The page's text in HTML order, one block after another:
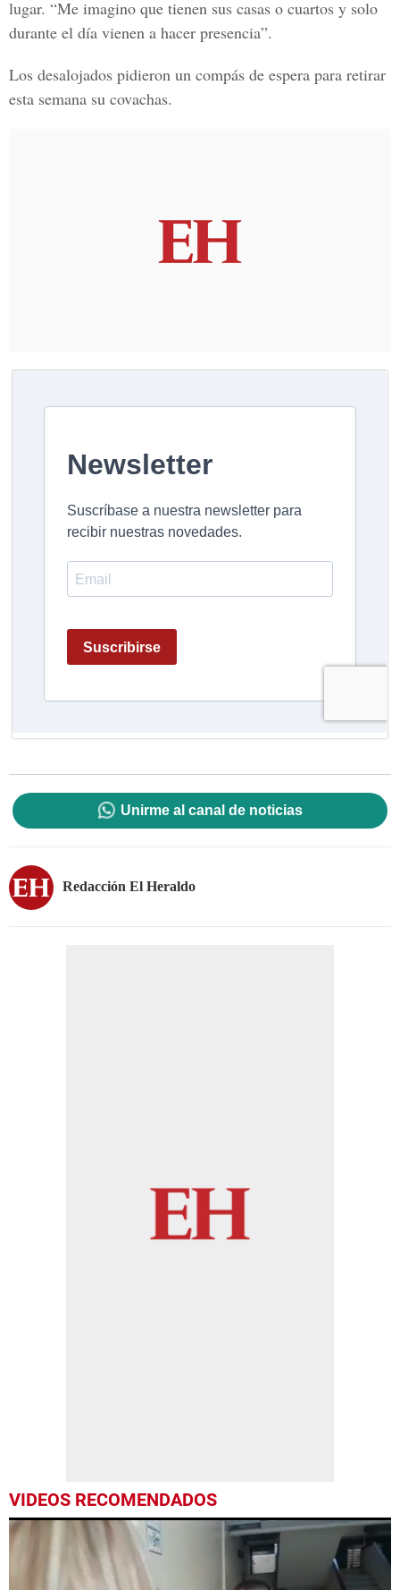
lugar. “Me imagino que tienen sus casas o cuartos y solo
durante el día vienen a hacer presencia”.
Los desalojados pidieron un compás de espera para retirar
esta semana su covachas.
Unirme al canal de noticias
Redacción El Heraldo
VIDEOS RECOMENDADOS